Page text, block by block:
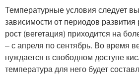
Температурные условия следует
зависимости от периодов
рост (вегетация) приходится на
– с апреля по сентябрь. Во время
нуждается в свободном доступе
температура для него будет